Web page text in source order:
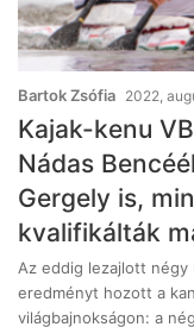
Bartok Zsófia 2022,
Kajak-kenu
Nádas
Gergely is,
kvalifikálták
Az eddig lezajlott négy
eredményt hozott a
világbajnokságon: a